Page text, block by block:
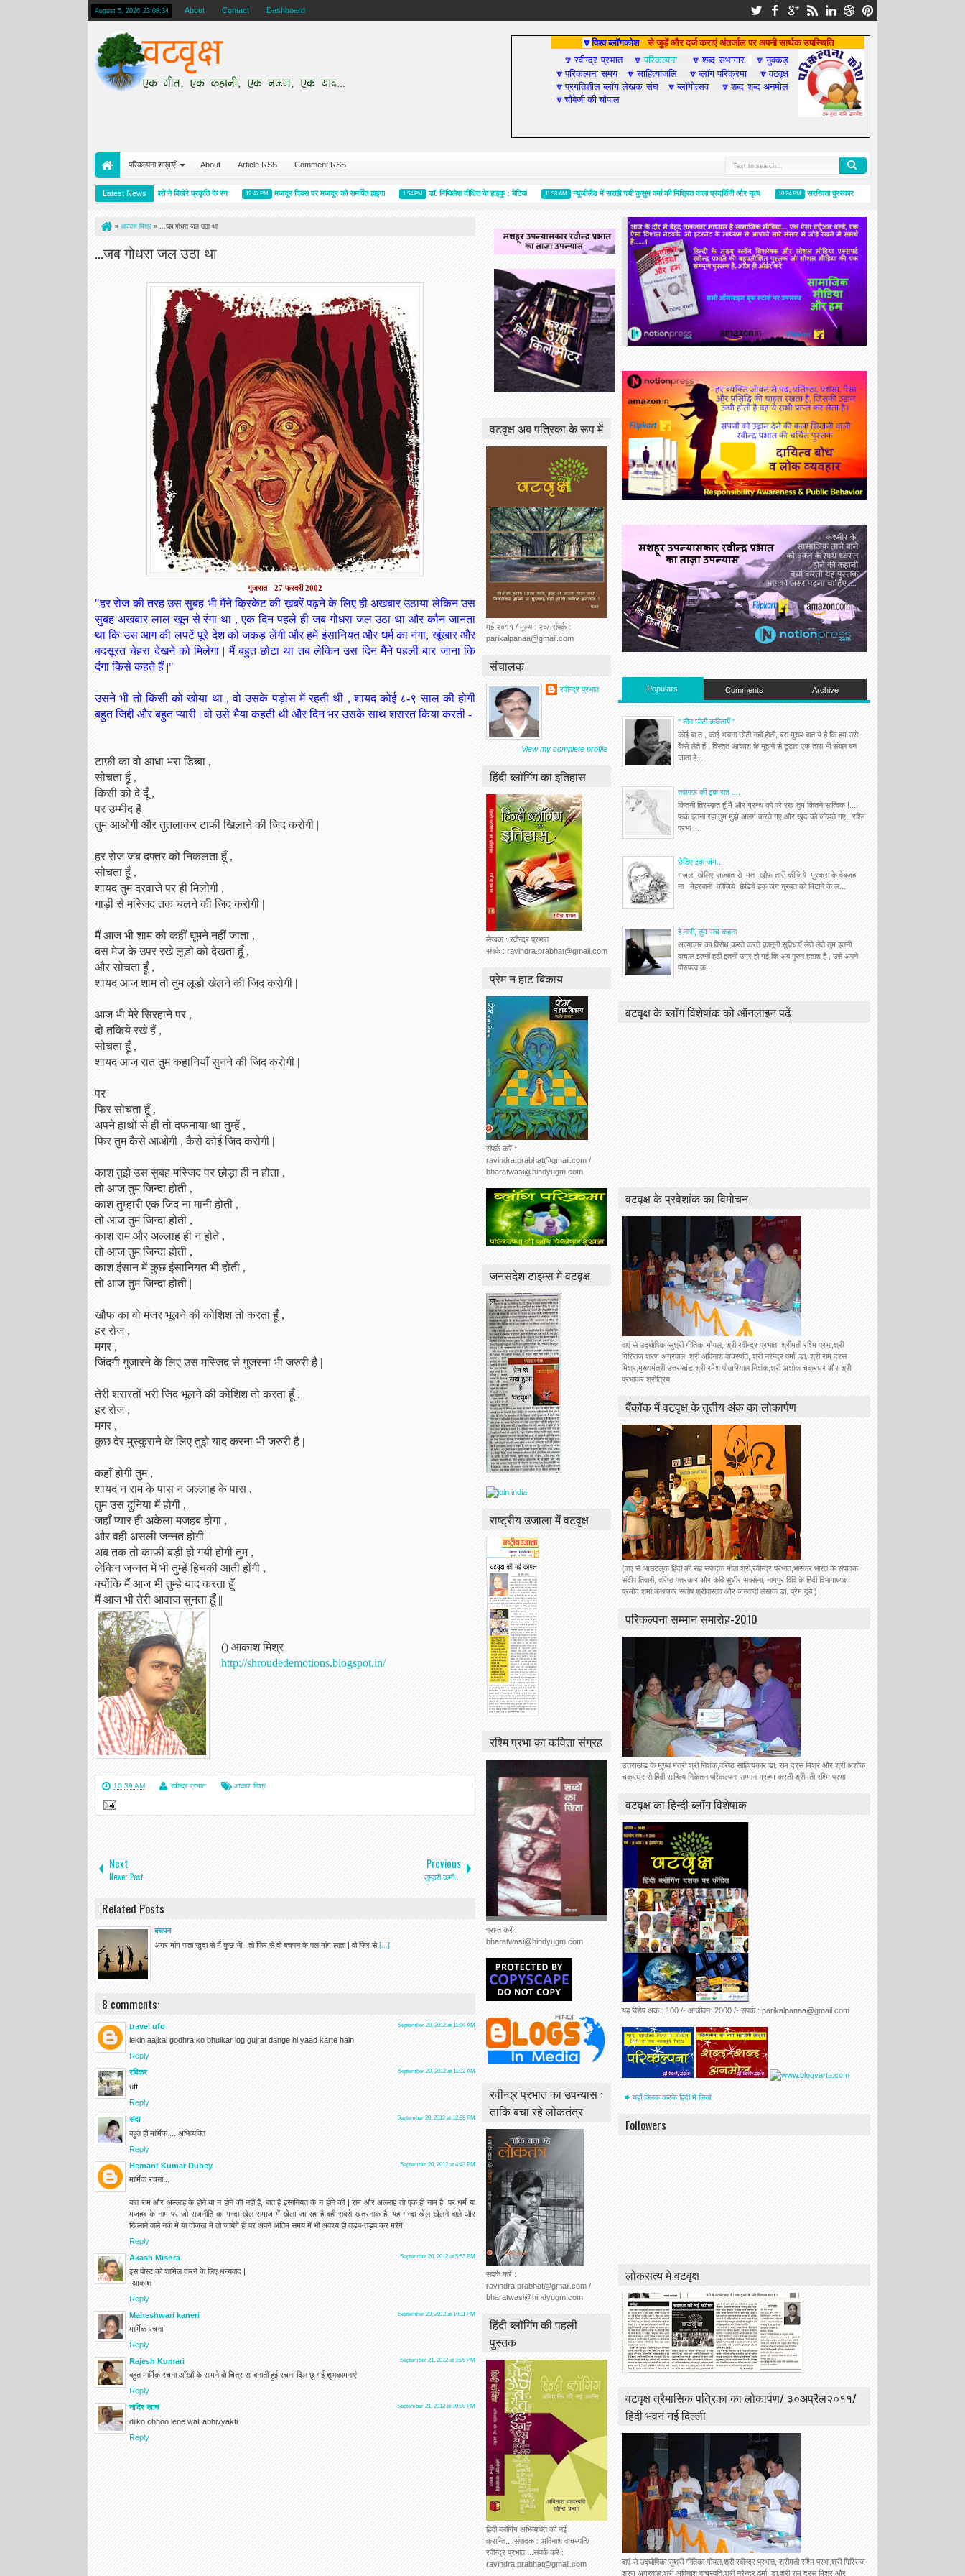
August 5, 2026 23:08:35 About Contact Dashboard
🔽विश्व ब्लॉगकोश से जुड़ें और दर्ज कराएं अंतर्जाल पर अपनी सार्थक उपस्थिति
🔽रवीन्द्र प्रभात 🔽परिकल्पना 🔽शब्द सभागार 🔽नुक्कड़
🔽परिकल्पना समय 🔽साहित्यांजलि 🔽ब्लॉग परिक्रमा 🔽वटवृक्ष
🔽प्रगतिशील ब्लॉग लेखक संघ 🔽ब्लॉगोत्सव 🔽शब्द शब्द अनमोल
🔽चौबेजी की चौपाल
परिकल्पना शाख़ाएँ About Article RSS Comment RSS
Latest News
हाइगा कार्यशाला में रचनाकारों ने बिखेरे प्रकृति के रंग 12:47 PM मजदूर दिवस पर मजदूर को समर्पित हाइगा 1:54 PM डॉ. मिथिलेश दीक्षित के हाइकु : बेटियां 11:58 AM न्यूजीलैंड में सराही गयी कुसुम वर्मा की मिश्रित कला प्रदर्शिनी और नृत्य 10:24 PM सरस्विता पुरस्कार 3:00 PM
» आकाश मिश्र » ...जब गोधरा जल उठा था
...जब गोधरा जल उठा था
गुजरात - 27 फरवरी 2002
"हर रोज की तरह उस सुबह भी मैंने क्रिकेट की ख़बरें पढ़ने के लिए ही अखबार उठाया लेकिन उस
सुबह अखबार लाल खून से रंगा था , एक दिन पहले ही जब गोधरा जल उठा था और कौन जानता
था कि उस आग की लपटें पूरे देश को जकड़ लेंगी और हमें इंसानियत और धर्म का नंगा, खूंखार और
बदसूरत चेहरा देखने को मिलेगा | मैं बहुत छोटा था तब लेकिन उस दिन मैंने पहली बार जाना कि
दंगा किसे कहते हैं |"
उसने भी तो किसी को खोया था , वो उसके पड़ोस में रहती थी , शायद कोई ८-९ साल की होगी
बहुत जिद्दी और बहुत प्यारी | वो उसे भैया कहती थी और दिन भर उसके साथ शरारत किया करती -
टाफ़ी का वो आधा भरा डिब्बा ,
सोचता हूँ ,
किसी को दे दूँ ,
पर उम्मीद है
तुम आओगी और तुतलाकर टाफी खिलाने की जिद करोगी |
हर रोज जब दफ्तर को निकलता हूँ ,
सोचता हूँ ,
शायद तुम दरवाजे पर ही मिलोगी ,
गाड़ी से मस्जिद तक चलने की जिद करोगी |
मैं आज भी शाम को कहीं घूमने नहीं जाता ,
बस मेज के उपर रखे लूडो को देखता हूँ ,
और सोचता हूँ ,
शायद आज शाम तो तुम लूडो खेलने की जिद करोगी |
आज भी मेरे सिरहाने पर ,
दो तकिये रखे हैं ,
सोचता हूँ ,
शायद आज रात तुम कहानियाँ सुनने की जिद करोगी |
पर
फिर सोचता हूँ ,
अपने हाथों से ही तो दफनाया था तुम्हें ,
फिर तुम कैसे आओगी , कैसे कोई जिद करोगी |
काश तुझे उस सुबह मस्जिद पर छोड़ा ही न होता ,
तो आज तुम जिन्दा होती ,
काश तुम्हारी एक जिद ना मानी होती ,
तो आज तुम जिन्दा होती ,
काश राम और अल्लाह ही न होते ,
तो आज तुम जिन्दा होती ,
काश इंसान में कुछ इंसानियत भी होती ,
तो आज तुम जिन्दा होती |
खौफ का वो मंजर भूलने की कोशिश तो करता हूँ ,
हर रोज ,
मगर ,
जिंदगी गुजारने के लिए उस मस्जिद से गुजरना भी जरुरी है |
तेरी शरारतों भरी जिद भूलने की कोशिश तो करता हूँ ,
हर रोज ,
मगर ,
कुछ देर मुस्कुराने के लिए तुझे याद करना भी जरुरी है |
कहाँ होगी तुम ,
शायद न राम के पास न अल्लाह के पास ,
तुम उस दुनिया में होगी ,
जहाँ प्यार ही अकेला मजहब होगा ,
और वही असली जन्नत होगी |
अब तक तो काफी बड़ी हो गयी होगी तुम ,
लेकिन जन्नत में भी तुम्हें हिचकी आती होंगी ,
क्योंकि मैं आज भी तुम्हे याद करता हूँ
मैं आज भी तेरी आवाज सुनता हूँ ||
() आकाश मिश्र
http://shroudedemotions.blogspot.in/
10:39 AM रवीन्द्र प्रभात आकाश मिश्र
Next
Newer Post
Previous
तुम्हारी कमी...
Related Posts
बचपन
अगर मांग पाता खुदा से मैं कुछ भी, तो फिर से वो बचपन के पल मांग लाता | वो फिर से[...]
8 comments:
travel ufo September 20, 2012 at 11:04 AM
lekin aajkal godhra ko bhulkar log gujrat dange hi yaad karte hain
Reply
रविकर
September 20, 2012 at 11:32 AM
uff
Reply
सदा
September 20, 2012 at 12:38 PM
बहुत ही मार्मिक ... अभिव्‍यक्ति
Reply
Hemant Kumar Dubey
September 20, 2012 at 4:43 PM
मार्मिक रचना...
बात राम और अल्लाह के होने या न होने की नहीं है, बात है इंसानियत के न होने की | राम और अल्लाह तो एक ही नाम हैं, पर धर्म या
मजहब के नाम पर जो राजनीति का गन्दा खेल समाज में खेला जा रहा है वही सबसे खतरनाक है| यह गन्दा खेल खेलने वाले और
खिलाने वाले नर्क में या दोजख में तो जायेंगे ही पर अपने अंतिम समय में भी अवश्य ही तड़प-तड़प कर मरेंगे|
Reply
Akash Mishra
September 20, 2012 at 5:53 PM
इस पोस्ट को शामिल करने के लिए धन्यवाद |
-आकाश
Reply
Maheshwari kaneri
September 20, 2012 at 10:11 PM
मार्मिक रचना
Reply
Rajesh Kumari
September 21, 2012 at 1:06 PM
बहुत मार्मिक रचना आँखों के सामने वो चित्र सा बनाती हुई रचना दिल छू गई शुभकामनाएं
Reply
नादिर खान
September 21, 2012 at 10:00 PM
dilko chhoo lene wali abhivyakti
Reply
Populars Comments Archive
'' तीन छोटी कवितायेँ ''
कोई बा त , कोई भावना छोटी नहीं होती, बस मुख्य बात ये है कि हम उसे
कैसे लेते हैं ! विस्तृत आकाश के मुहाने से टूटता एक तारा भी संबल बन
जाता है...
तवायफ़ की इक रात ....
कितनी तिरस्कृत हूँ मैं और ग्रन्थ को परे रख तुम कितने सात्विक !....
फर्क इतना रहा तुम मुझे अलग करते गए और खुद को जोड़ते गए ! रश्मि
प्रभा ...
छेडिए इक जंग...
ग़ज़ल खेलिए ज़ज़्बात से मत खौफ़ तारी कीजिये मुस्करा के वेबजह
ना मेहरबानी कीजिये छेडिये इक जंग ग़ुरबत को मिटाने के ल...
हे नारी, तुम सच कहना
अत्याचार का विरोध करते करते क़ानूनी सुविधाएँ लेते लेते तुम इतनी
वाचाल इतनी हठी इतनी उग्र हो गई कि अब पुरुष हताश है , उसे अपने
पौरुषत्व क...
वटवृक्ष के ब्लॉग विशेषांक को ऑनलाइन पढ़ें
वटवृक्ष के प्रवेशांक का विमोचन
वाएं से उद्घोषिका सुश्री गीतिका गोयल, श्री रवीन्द्र प्रभात, श्रीमती रश्मि प्रभा,श्री
गिरिराज शरण अग्रवाल, श्री अविनाश वाचस्पति, श्री नरेन्द्र वर्मा, डा. श्री राम दरस
मिश्र,मुख्यमंत्री उत्तराखंड श्री रमेश पोखरियाल निशंक,श्री अशोक चक्रधर और श्री
प्रभाकर श्रोत्रिय
बैंकॉक में वटवृक्ष के तृतीय अंक का लोकार्पण
(वाएं से आउटलुक हिंदी की सह संपादक गीता श्री,रवीन्द्र प्रभात,भास्कर भारत के संपादक
संदीप तिवारी, वरिष्ठ पत्रकार और कवि सुधीर सक्सेना, नागपुर विवि के हिंदी विभागाध्यक्ष
प्रमोद शर्मा,कथाकार संतोष श्रीवास्तव और जनवादी लेखक डा. प्रेम दुबे )
परिकल्पना सम्मान समारोह-2010
उत्तराखंड के मुख्य मंत्री श्री निशंक,वरिष्ठ साहित्यकार डा. राम दरस मिश्र और श्री अशोक
चक्रधर से हिंदी साहित्य निकेतन परिकल्पना सम्मान ग्रहण करती श्रीमती रश्मि प्रभा
वटवृक्ष का हिन्दी ब्लॉग विशेषांक
यह विशेष अंक : 100 /- आजीवन: 2000 /- संपर्क : parikalpanaa@gmail.com
यहाँ क्लिक करके हिंदी में लिखें
Followers
लोकसत्य मे वटवृक्ष
वटवृक्ष त्रैमासिक पत्रिका का लोकार्पण/ ३०अप्रैल२०११/
हिंदी भवन नई दिल्ली
वाएं से उद्घोषिका सुश्री गीतिका गोयल,श्री रवीन्द्र प्रभात, श्रीमती रश्मि प्रभा,श्री गिरिराज
शरण अग्रवाल,श्री अविनाश वाचस्पति,श्री नरेन्द्र वर्मा, डा.श्री राम दरस मिश्र और
वटवृक्ष अब पत्रिका के रूप में
मई २०११ / मूल्य : २०/-संपर्क :
parikalpanaa@gmail.com
संचालक
रवीन्द्र प्रभात
View my complete profile
हिंदी ब्लॉगिंग का इतिहास
लेखक : रवीन्द्र प्रभात
संपर्क : ravindra.prabhat@gmail.com
प्रेम न हाट बिकाय
संपर्क करें :
ravindra.prabhat@gmail.com /
bharatwasi@hindyugm.com
जनसंदेश टाइम्स में वटवृक्ष
राष्ट्रीय उजाला में वटवृक्ष
रश्मि प्रभा का कविता संग्रह
प्राप्त करें :
bharatwasi@hindyugm.com
रवीन्द्र प्रभात का उपन्यास :
ताकि बचा रहे लोकतंत्र
संपर्क करें :
ravindra.prabhat@gmail.com /
bharatwasi@hindyugm.com
हिंदी ब्लॉगिंग की पहली
पुस्तक
हिंदी ब्लॉगिंग अभिव्यक्ति की नई
क्रान्ति....संपादक : अविनाश वाचस्पति/
रवीन्द्र प्रभात ...संपर्क करें :
ravindra.prabhat@gmail.com